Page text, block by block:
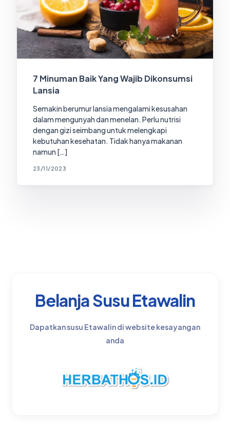
7 Minuman Baik Yang Wajib Dikonsumsi
Lansia
Semakin berumur lansia mengalami kesusahan
dalam mengunyah dan menelan. Perlu nutrisi
dengan gizi seimbang untuk melengkapi
kebutuhan kesehatan. Tidak hanya makanan
namun […]
23/11/2023
Belanja Susu Etawalin
Dapatkan susu Etawalin di website kesayangan
anda